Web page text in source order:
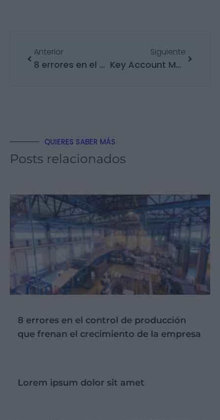
Anterior
8 errores en el control de producción que frenan el crecimiento de la empresa
Siguiente
Key Account Manager (KAM): Funciones destacadas
QUIERES SABER MÁS
Posts relacionados
8 errores en el control de producción
que frenan el crecimiento de la empresa
Lorem ipsum dolor sit amet